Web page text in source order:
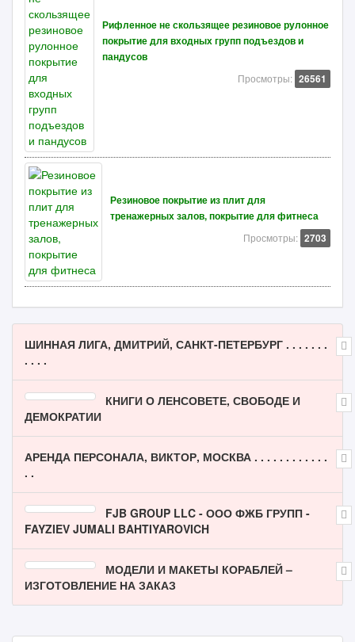
Рифленное не скользящее резиновое рулонное
покрытие для входных групп подъездов и
пандусов
Просмотры: 26561
Резиновое покрытие из плит для
тренажерных залов, покрытие для фитнеса
Просмотры: 2703
ШИННАЯ ЛИГА, ДМИТРИЙ, САНКТ-ПЕТЕРБУРГ . . . . . . .
. . . .
КНИГИ О ЛЕНСОВЕТЕ, СВОБОДЕ И
ДЕМОКРАТИИ
АРЕНДА ПЕРСОНАЛА, ВИКТОР, МОСКВА . . . . . . . . . . . .
. .
FJB GROUP LLC - ООО ФЖБ ГРУПП -
FAYZIEV JUMALI BAHTIYAROVICH
МОДЕЛИ И МАКЕТЫ КОРАБЛЕЙ –
ИЗГОТОВЛЕНИЕ НА ЗАКАЗ